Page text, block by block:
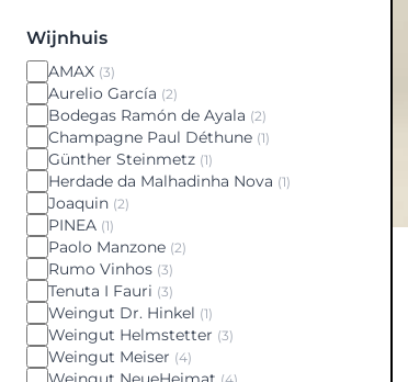
Wijnhuis
AMAX (3)
Aurelio García (2)
Bodegas Ramón de Ayala (2)
Champagne Paul Déthune (1)
Günther Steinmetz (1)
Herdade da Malhadinha Nova (1)
Joaquin (2)
PINEA (1)
Paolo Manzone (2)
Rumo Vinhos (3)
Tenuta I Fauri (3)
Weingut Dr. Hinkel (1)
Weingut Helmstetter (3)
Weingut Meiser (4)